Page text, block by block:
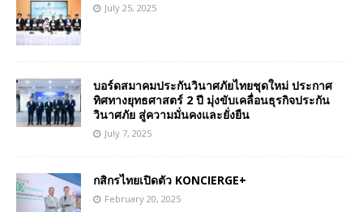
July 25, 2025
บอร์ดสมาคมประกันวินาศภัยไทยชุดใหม่ ประกาศ
ทิศทางยุทธศาสตร์ 2 ปี มุ่งขับเคลื่อนธุรกิจประกัน
วินาศภัย สู่ความมั่นคงและยั่งยืน
July 7, 2025
กสิกรไทยเปิดตัว KONCIERGE+
February 20, 2025